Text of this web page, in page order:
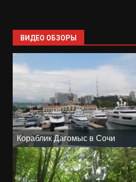
ВИДЕО ОБЗОРЫ
Кораблик Дагомыс в Сочи